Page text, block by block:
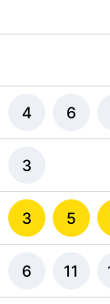
4 6
3
3 5
6 11